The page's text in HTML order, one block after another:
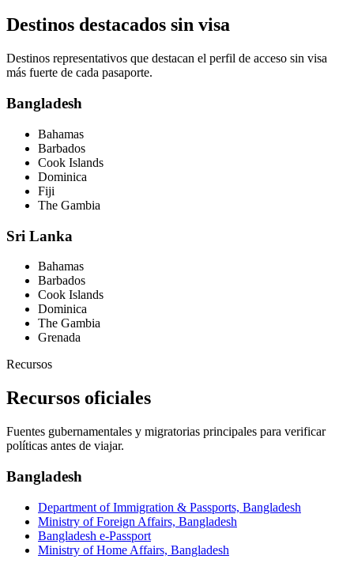
Destinos destacados sin visa
Destinos representativos que destacan el perfil de acceso sin visa
más fuerte de cada pasaporte.
Bangladesh
Bahamas
Barbados
Cook Islands
Dominica
Fiji
The Gambia
Sri Lanka
Bahamas
Barbados
Cook Islands
Dominica
The Gambia
Grenada
Recursos
Recursos oficiales
Fuentes gubernamentales y migratorias principales para verificar
políticas antes de viajar.
Bangladesh
Department of Immigration & Passports, Bangladesh
Ministry of Foreign Affairs, Bangladesh
Bangladesh e-Passport
Ministry of Home Affairs, Bangladesh